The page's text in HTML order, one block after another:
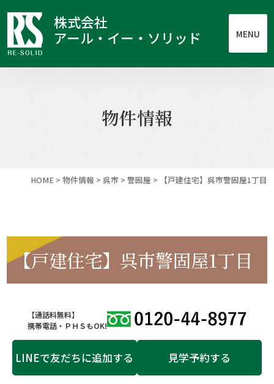
株式会社
アール・イー・ソリッド
MENU
物件情報
HOME> 物件情報 > 呉市 > 警固屋 > 【戸建住宅】呉市警固屋1丁目
【戸建住宅】呉市警固屋1丁目
【通話料無料】
携帯電話・ＰＨＳもOK!
LINEで友だちに追加する 見学予約する